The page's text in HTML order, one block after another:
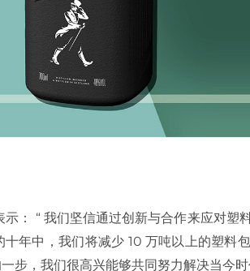
： “ 我们坚信通过创新与合作来应对塑
年中，我们将减少 10 万吨以上的塑料
步，我们很高兴能够共同努力解决当今